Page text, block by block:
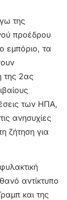
της
προέδρου
εμπόριο, τα
της 2ας
των ΗΠΑ,
ανησυχίες
ζήτηση για
αντίκτυπο
και της